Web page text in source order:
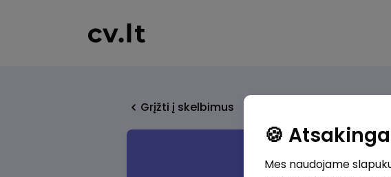
Grįžti į skelbimus
🍪
Mes naudojame